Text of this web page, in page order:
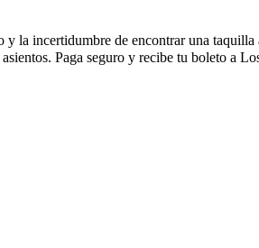
y la incertidumbre de encontrar una
Paga seguro y recibe tu boleto a